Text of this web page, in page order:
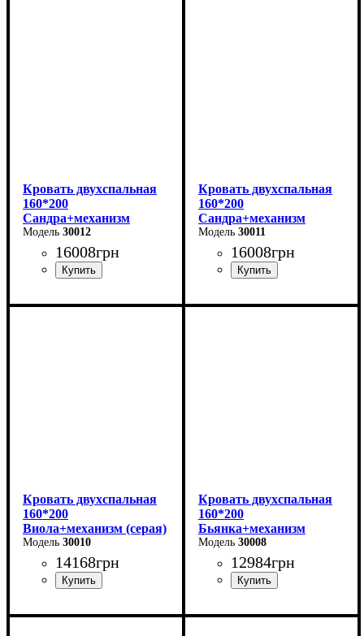
Кровать двухспальная
160*200
Сандра+механизм
(серая)30012
16008грн
Ширина: 170 см
Кровать двухспальная
160*200
Сандра+механизм
(бежевая)
30011
16008грн
Ширина: 170 см
Кровать двухспальная
160*200
Виола+механизм (серая)
30010
14168грн
Ширина: 170 см
Кровать двухспальная
160*200
Бьянка+механизм
(светло-серая)
30008
12984грн
Ширина: 170 см